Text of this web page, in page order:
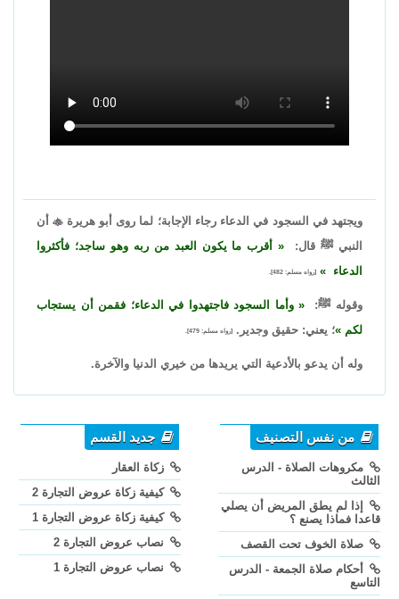
ويجتهد في السجود في الدعاء رجاء الإجابة؛ لما روى أبو هريرةأن
النبي ﷺ قال:
أقرب ما يكون العبد من ربه وهو ساجد؛ فأكثروا
الدعاء
[رواه مسلم: 482].
وقوله ﷺ:
وأما السجود فاجتهدوا في الدعاء؛ فقمن أن يستجاب
لكم
؛ يعني: حقيق وجدير. [رواه مسلم: 479].
وله أن يدعو بالأدعية التي يريدها من خيري الدنيا والآخرة.
من نفس التصنيف
مكروهات الصلاة - الدرس
الثالث
إذا لم يطق المريض أن يصلي
قاعدا فماذا يصنع ؟
صلاة الخوف تحت القصف
أحكام صلاة الجمعة - الدرس
التاسع
جديد القسم
زكاة العقار
كيفية زكاة عروض التجارة 2
كيفية زكاة عروض التجارة 1
نصاب عروض التجارة 2
نصاب عروض التجارة 1